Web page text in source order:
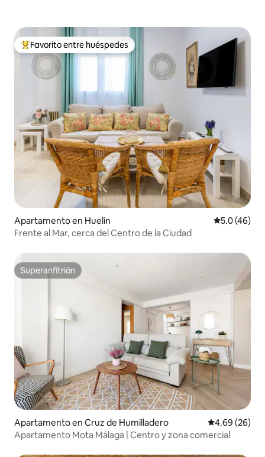
Favorito entre huéspedes preferido
Favorito entre huéspedes
Apartamento en Huelin Calificación
5.0 (46)
Frente al Mar, cerca del Centro de la Ciudad
Superanfitrión
Superanfitrión
Apartamento en Cruz de Humilladero Calificación
4.69 (26)
Apartamento Mota Málaga | Centro y zona comercial